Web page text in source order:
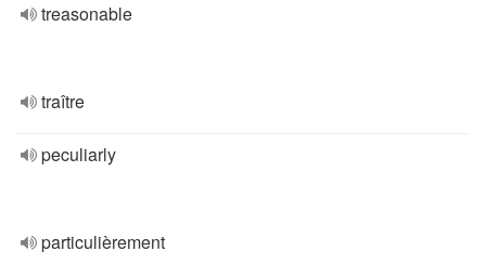
treasonable
traître
peculiarly
particulièrement